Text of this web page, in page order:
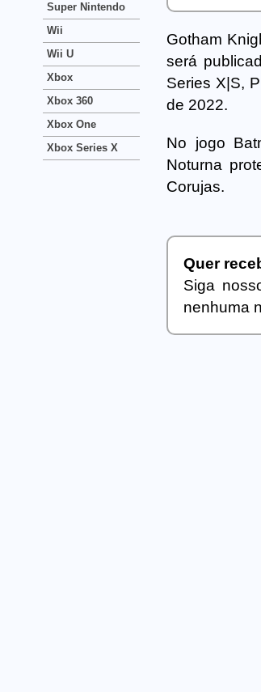
Gotham
será
Series X|S,
de 2022.
No jogo
Noturna
Corujas.
Quer
Siga
nenhuma
Super Nintendo
Wii
Wii U
Xbox
Xbox 360
Xbox One
Xbox Series X